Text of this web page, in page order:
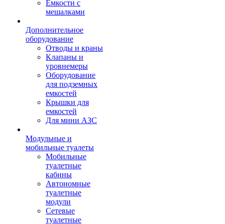
Емкости с
мешалками
Дополнительное
оборудование
Отводы и краны
Клапаны и
уровнемеры
Оборудование
для подземных
емкостей
Крышки для
емкостей
Для мини АЗС
Модульные и
мобильные туалеты
Мобильные
туалетные
кабины
Автономные
туалетные
модули
Сетевые
туалетные